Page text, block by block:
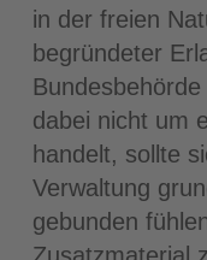
in der freien
begründeter
dabei nicht um
handelt, sollte
Verwaltung
gebunden